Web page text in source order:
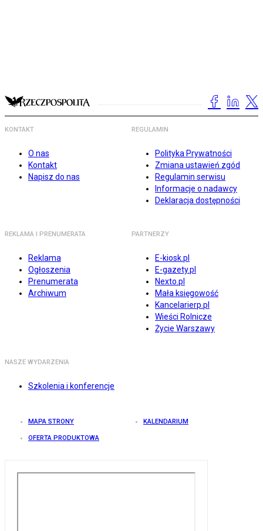
KONTAKT
O nas
Kontakt
Napisz do nas
REGULAMIN
Polityka Prywatności
Zmiana ustawień zgód
Regulamin serwisu
Informacje o nadawcy
Deklaracja dostępności
REKLAMA I PRENUMERATA
Reklama
Ogłoszenia
Prenumerata
Archiwum
PARTNERZY
E-kiosk.pl
E-gazety.pl
Nexto.pl
Mała księgowość
Kancelarierp.pl
Wieści Rolnicze
Życie Warszawy
NASZE WYDARZENIA
Szkolenia i konferencje
MAPA STRONY KALENDARIUM
OFERTA PRODUKTOWA